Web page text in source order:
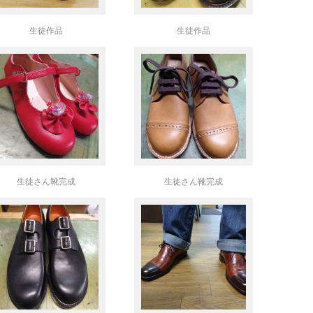
生徒作品 生徒作品
生徒さん靴完成 生徒さん靴完成